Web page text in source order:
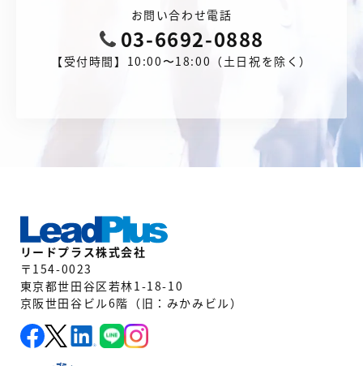
お問い合わせ電話
03-6692-0888
【受付時間】10:00〜18:00（土日祝を除く）
リードプラス株式会社
〒154-0023
東京都世田谷区若林1-18-10
京阪世田谷ビル6階（旧：みかみビル）